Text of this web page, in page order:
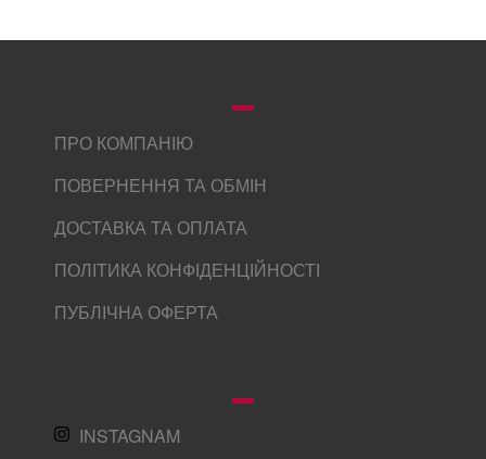
ПРО КОМПАНІЮ
ПОВЕРНЕННЯ ТА ОБМІН
ДОСТАВКА ТА ОПЛАТА
ПОЛІТИКА КОНФІДЕНЦІЙНОСТІ
ПУБЛІЧНА ОФЕРТА
INSTAGNAM